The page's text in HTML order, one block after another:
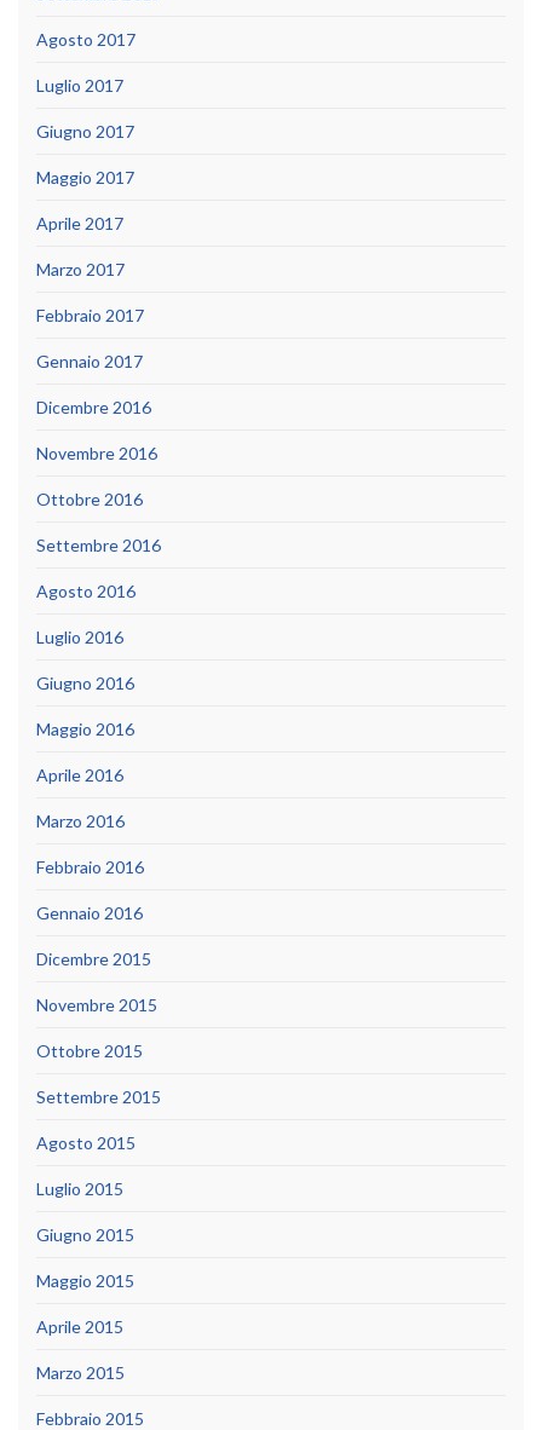
Agosto 2017
Luglio 2017
Giugno 2017
Maggio 2017
Aprile 2017
Marzo 2017
Febbraio 2017
Gennaio 2017
Dicembre 2016
Novembre 2016
Ottobre 2016
Settembre 2016
Agosto 2016
Luglio 2016
Giugno 2016
Maggio 2016
Aprile 2016
Marzo 2016
Febbraio 2016
Gennaio 2016
Dicembre 2015
Novembre 2015
Ottobre 2015
Settembre 2015
Agosto 2015
Luglio 2015
Giugno 2015
Maggio 2015
Aprile 2015
Marzo 2015
Febbraio 2015